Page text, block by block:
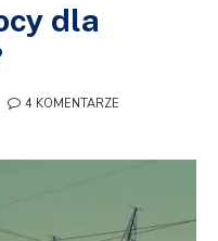
dla
4 KOMENTARZE